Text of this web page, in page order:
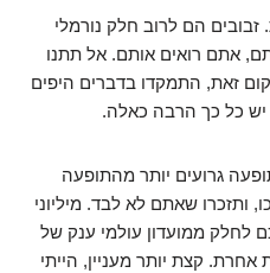
הם לרוב חלק נורמלי
אתם רואים אותם. אל תתנו
זאת, התמקדו בדברים היפים
יש כל כך הרבה כאלה.
גרועים יותר מהתופעה
ותזכרו שאתם לא לבד. מיליוני
לחלק ממועדון עולמי ענק של
קצת יותר מעניין, הייתי